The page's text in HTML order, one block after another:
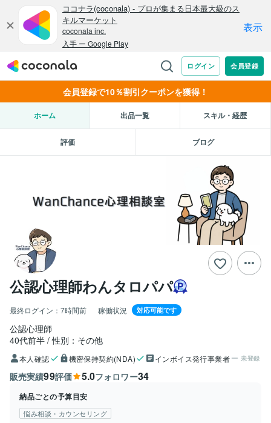
会員登録で10％割引クーポンを獲得！
ホーム 出品一覧 スキル・経歴
評価 ブログ
公認心理師わんタロパパ
最終ログイン： 7時間前 稼働状況 対応可能です
公認心理師
40代前半 性別：その他
本人確認 機密保持契約(NDA) インボイス発行事業者 未登録
販売実績99評価 5.0フォロワー34
納品ごとの予算目安
悩み相談・カウンセリング